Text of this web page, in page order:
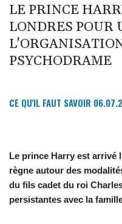
LE PRINCE
LONDRES POUR
PSYCHODRAME
CE QU'IL FAUT SAVOIR
Le prince Harry est arrivé
règne autour des
du fils cadet du roi
persistantes avec la